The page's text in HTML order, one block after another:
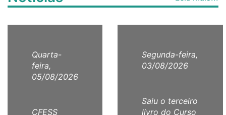
Quarta-
feira,
05/08/2026
CFESS
Segunda-feira,
03/08/2026
Saiu o terceiro
livro do Curso